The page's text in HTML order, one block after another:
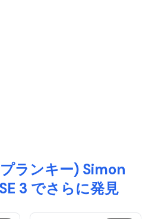
ランキー) Simon
3 でさらに発見